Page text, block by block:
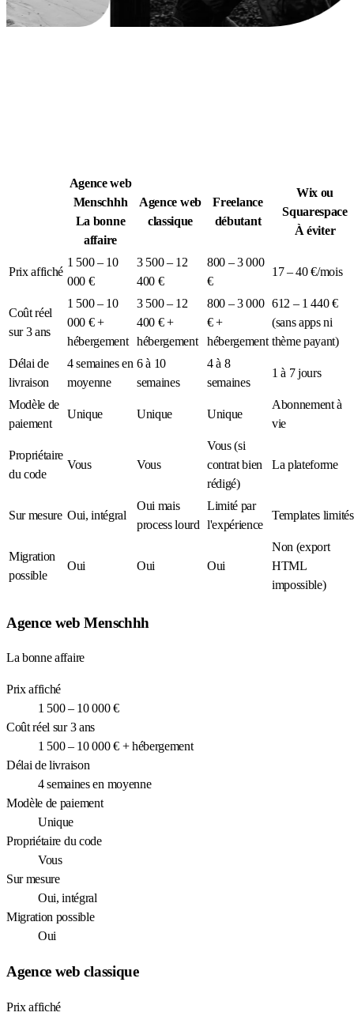
Agence web
Menschhh
La bonne
affaire
Agence web
classique
Freelance
débutant
Wix ou
Squarespace
À éviter
Prix affiché
1 500 – 10
000 €
3 500 – 12
400 €
800 – 3 000
€
17 – 40 €/mois
Coût réel
sur 3 ans
1 500 – 10
000 € +
hébergement
3 500 – 12
400 € +
hébergement
800 – 3 000
€ +
hébergement
612 – 1 440 €
(sans apps ni
thème payant)
Délai de
livraison
4 semaines en
moyenne
6 à 10
semaines
4 à 8
semaines
1 à 7 jours
Modèle de
paiement
Unique Unique Unique
Abonnement à
vie
Propriétaire
du code
Vous Vous
Vous (si
contrat bien
rédigé)
La plateforme
Sur mesure Oui, intégral
Oui mais
process lourd
Limité par
l'expérience
Templates limités
Migration
possible
Oui Oui Oui
Non (export
HTML
impossible)
Agence web Menschhh
La bonne affaire
Prix affiché
1 500 – 10 000 €
Coût réel sur 3 ans
1 500 – 10 000 € + hébergement
Délai de livraison
4 semaines en moyenne
Modèle de paiement
Unique
Propriétaire du code
Vous
Sur mesure
Oui, intégral
Migration possible
Oui
Agence web classique
Prix affiché